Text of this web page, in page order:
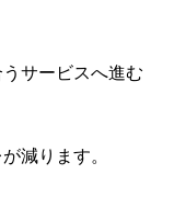
サービスへ進む
減ります。